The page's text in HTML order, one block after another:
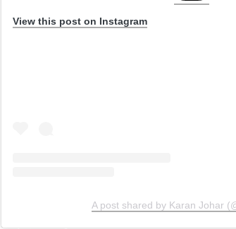
View this post on Instagram
A post shared by Karan Johar